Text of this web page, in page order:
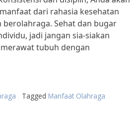
dari rahasia kesehatan
Sehat dan bugar
jadi jangan sia-siakan
tubuh dengan
Tagged Manfaat Olahraga